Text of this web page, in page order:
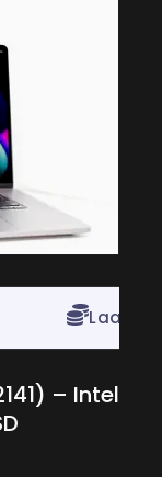
– Intel
verkocht3 uur